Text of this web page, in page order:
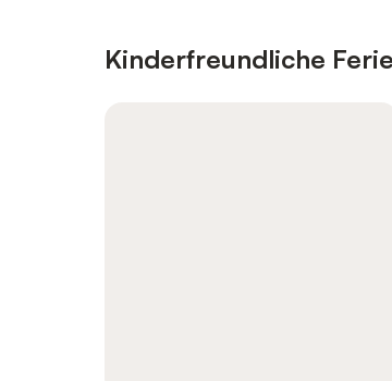
Kinderfreundliche